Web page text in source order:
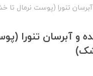
تنورا (پوست نرمال تا
و آبرسان تنورا